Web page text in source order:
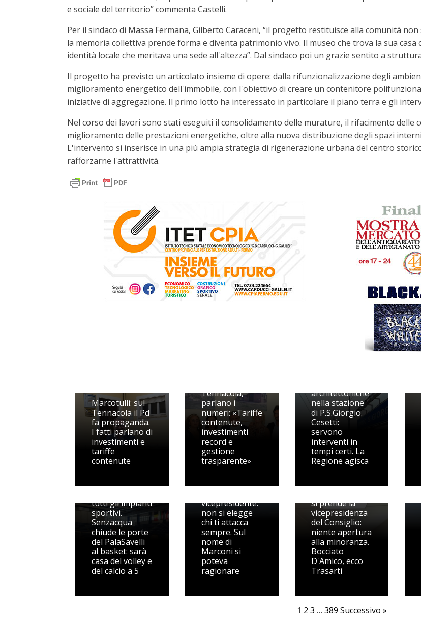
e sociale del territorio” commenta Castelli.
Per il sindaco di Massa Fermana, Gilberto Caraceni, “il progetto restituisce alla comunità
la memoria collettiva prende forma e diventa patrimonio vivo. Il museo che trova la sua
identità locale che meritava una sede all'altezza”. Dal sindaco poi un grazie sentito a
Il progetto ha previsto un articolato insieme di opere: dalla rifunzionalizzazione degli
miglioramento energetico dell'immobile, con l'obiettivo di creare un contenitore
iniziative di aggregazione. Il primo lotto ha interessato in particolare il piano terra e gli
Nel corso dei lavori sono stati eseguiti il consolidamento delle murature, il rifacimento delle
miglioramento delle prestazioni energetiche, oltre alla nuova distribuzione degli spazi
L'intervento si inserisce in una più ampia strategia di rigenerazione urbana del centro
rafforzarne l'attrattività.
Marcotulli: sul
Tennacola il Pd
fa propaganda.
I fatti parlano di
investimenti e
tariffe
contenute
Tennacola,
parlano i
numeri: «Tariffe
contenute,
investimenti
record e
gestione
trasparente»
architettoniche
nella stazione
di P.S.Giorgio.
Cesetti:
servono
interventi in
tempi certi. La
Regione agisca
tutti gli impianti
sportivi.
Senzacqua
chiude le porte
del PalaSavelli
al basket: sarà
casa del volley e
del calcio a 5
spegne il fuoco
vicepresidente:
non si elegge
chi ti attacca
sempre. Sul
nome di
Marconi si
poteva
ragionare
si prende la
vicepresidenza
del Consiglio:
niente apertura
alla minoranza.
Bocciato
D'Amico, ecco
Trasarti
1 2 3 … 389 Successivo »